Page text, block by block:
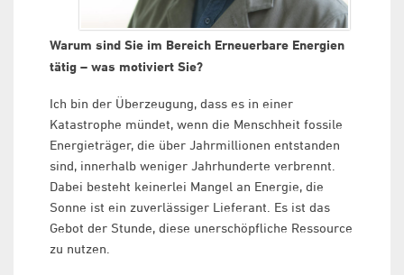
Warum sind Sie im Bereich Erneuerbare Energien
tätig – was motiviert Sie?
Ich bin der Überzeugung, dass es in einer
Katastrophe mündet, wenn die Menschheit fossile
Energieträger, die über Jahrmillionen entstanden
sind, innerhalb weniger Jahrhunderte verbrennt.
Dabei besteht keinerlei Mangel an Energie, die
Sonne ist ein zuverlässiger Lieferant. Es ist das
Gebot der Stunde, diese unerschöpfliche Ressource
zu nutzen.